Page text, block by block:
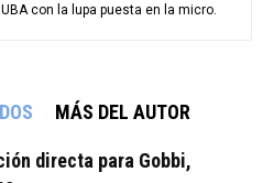
con la lupa puesta en la micro.
MÁS DEL AUTOR
directa para Gobbi,